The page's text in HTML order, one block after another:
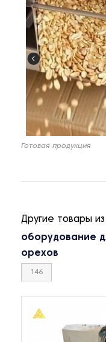
Готовая продукция
Другие товары
оборудование
орехов
146